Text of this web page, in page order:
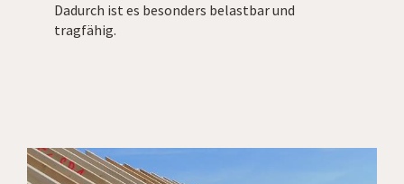
Dadurch ist es besonders belastbar und
tragfähig.